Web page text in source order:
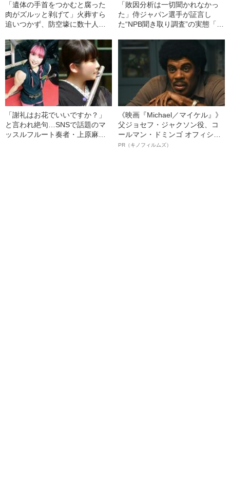
「遺体の手首をつかむと腐った
肉がズルッと剥げて」火葬すら
追いつかず、防空壕に数十人
た少年兵が明かした“過酷すぎる
任務”とは
「敗因分析は一切聞かれなかっ
た」侍ジャパン選手が証言し
た“NPB聞き取り調査”の実態「選
「謝礼はお花でいいですか？」
と言われ絶句…SNSで話題のマ
ッスルフルート奏者・上原麻衣
《映画『Michael／マイケル』》
父ジョセフ・ジャクソン役、コ
ールマン・ドミンゴ オフィシャ
ルインタビュー“観客を魅了した
PR（キノフィルムズ）